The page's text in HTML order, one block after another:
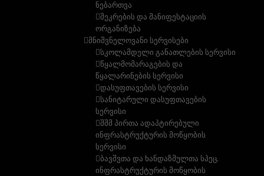
ნებართვა
შეკრების და მანიფესტაციის
ორგანიზება
მნიშვნელოვანი სერვისები
სკოლამდელი განათლების სერვისი
წყალმომარაგების და
წყალარინების სერვისი
დასუფთავების სერვისი
სანიტარული დასუფთავების
სერვისი
შშმ პირთა ადაპტირებული
ინფრასტრუქტურის მოწყობის
სერვისი
ბავშვთა და ხანდაზმულთა სპეც.
ინფრასტრუქტურის მოწყობის